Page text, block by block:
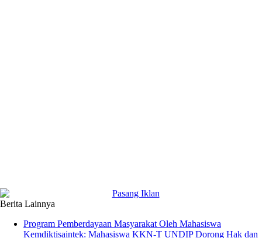
Berita Lainnya
Program Pemberdayaan Masyarakat Oleh Mahasiswa
Kemdiktisaintek: Mahasiswa KKN-T UNDIP Dorong Hak dan